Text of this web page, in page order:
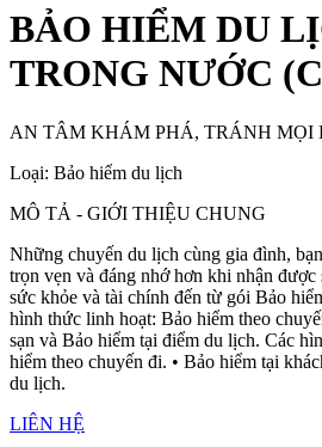
BẢO HIỂM DU
TRONG NƯỚC
AN TÂM KHÁM PHÁ, TRÁNH MỌI
Loại: Bảo hiểm du lịch
MÔ TẢ - GIỚI THIỆU CHUNG
Những chuyến du lịch cùng gia đình,
trọn vẹn và đáng nhớ hơn khi nhận được
sức khỏe và tài chính đến từ gói Bảo
hình thức linh hoạt: Bảo hiểm theo
sạn và Bảo hiểm tại điểm du lịch. Các
hiểm theo chuyến đi. • Bảo hiểm tại
du lịch.
LIÊN HỆ